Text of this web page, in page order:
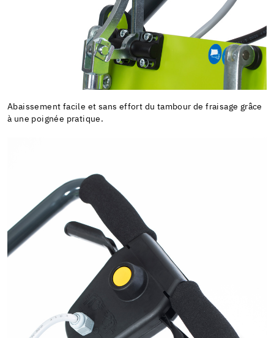
Abaissement facile et sans effort du tambour de fraisage grâce
à une poignée pratique.